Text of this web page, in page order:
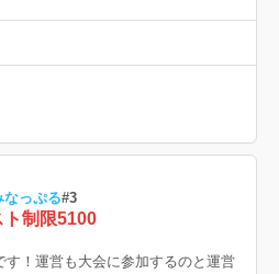
なっぷる#3
ト制限5100
す！運営も大会に参加するのと運営